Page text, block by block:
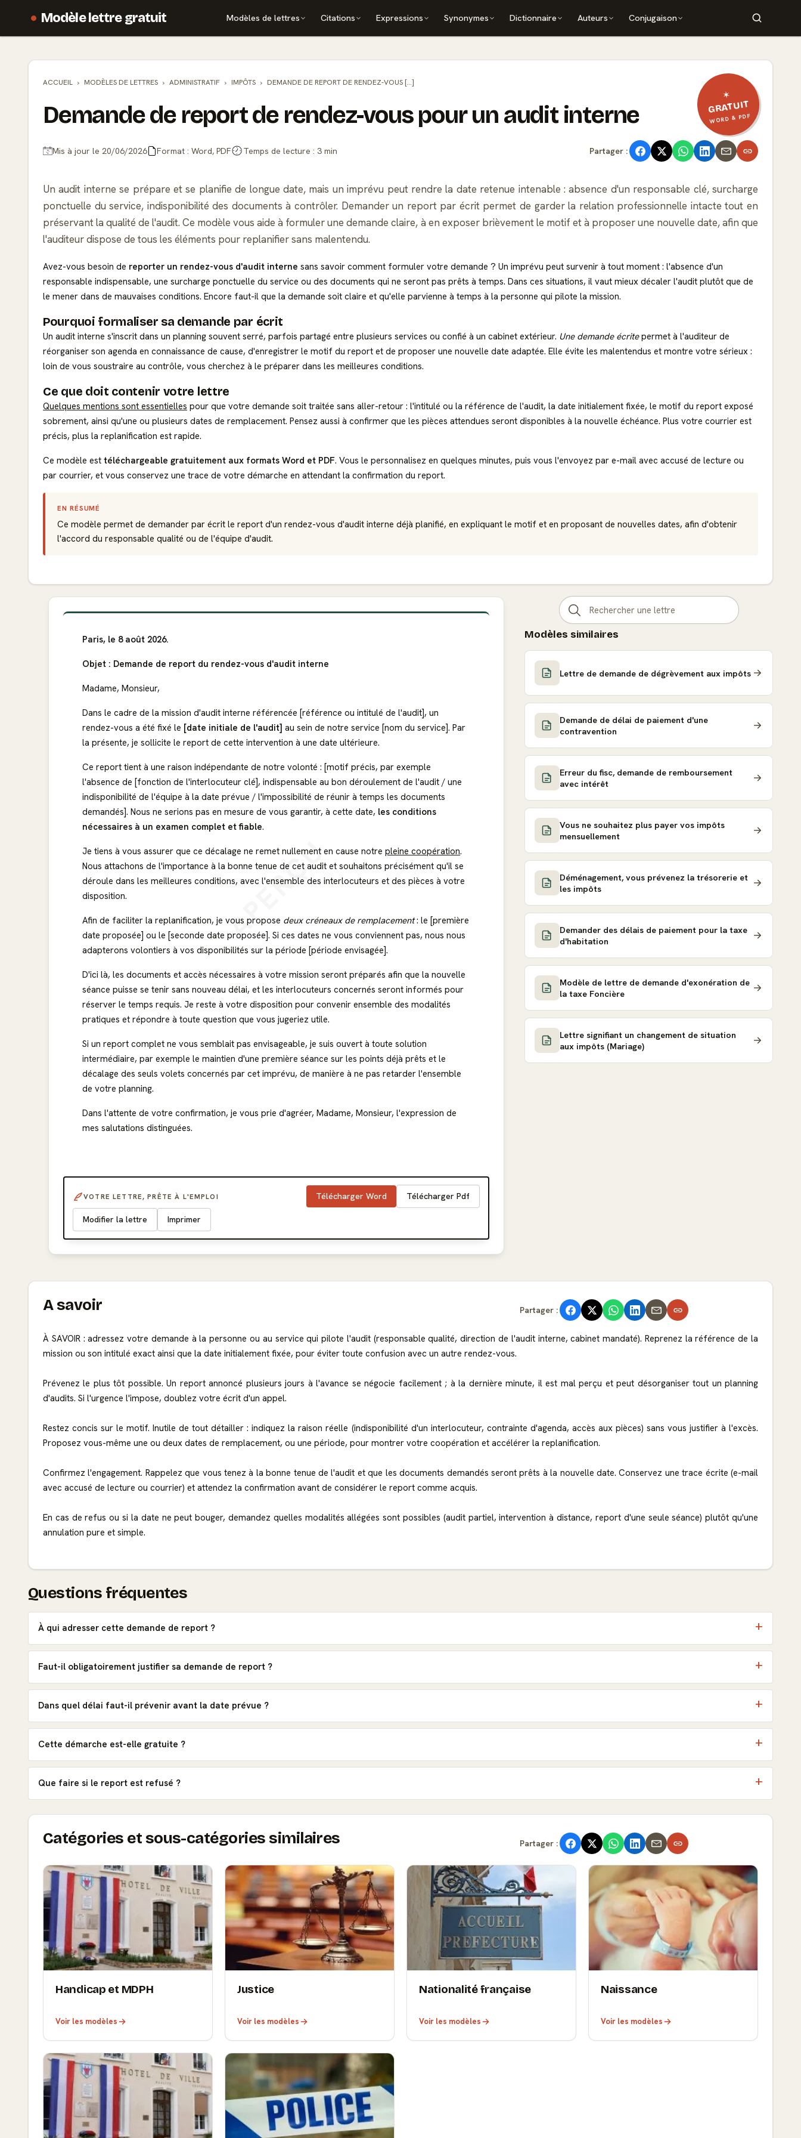
Modèle lettre gratuit Modèles de lettres Citations Expressions Synonymes Dictionnaire Auteurs Conjugaison
✶
GRATUIT
WORD & PDF
ACCUEIL MODÈLES DE LETTRES ADMINISTRATIF IMPÔTS DEMANDE DE REPORT DE RENDEZ-VOUS [...]
Demande de report de rendez-vous pour un audit interne
Mis à jour le 20/06/2026 Format : Word, PDF Temps de lecture : 3 min Partager :
Un audit interne se prépare et se planifie de longue date, mais un imprévu peut rendre la date retenue intenable : absence d'un responsable clé, surcharge
ponctuelle du service, indisponibilité des documents à contrôler. Demander un report par écrit permet de garder la relation professionnelle intacte tout en
préservant la qualité de l'audit. Ce modèle vous aide à formuler une demande claire, à en exposer brièvement le motif et à proposer une nouvelle date, afin que
l'auditeur dispose de tous les éléments pour replanifier sans malentendu.
Avez-vous besoin de reporter un rendez-vous d'audit interne sans savoir comment formuler votre demande ? Un imprévu peut survenir à tout moment : l'absence d'un
responsable indispensable, une surcharge ponctuelle du service ou des documents qui ne seront pas prêts à temps. Dans ces situations, il vaut mieux décaler l'audit plutôt que de
le mener dans de mauvaises conditions. Encore faut-il que la demande soit claire et qu'elle parvienne à temps à la personne qui pilote la mission.
Pourquoi formaliser sa demande par écrit
Un audit interne s'inscrit dans un planning souvent serré, parfois partagé entre plusieurs services ou confié à un cabinet extérieur. Une demande écritepermet à l'auditeur de
réorganiser son agenda en connaissance de cause, d'enregistrer le motif du report et de proposer une nouvelle date adaptée. Elle évite les malentendus et montre votre sérieux :
loin de vous soustraire au contrôle, vous cherchez à le préparer dans les meilleures conditions.
Ce que doit contenir votre lettre
Quelques mentions sont essentielles pour que votre demande soit traitée sans aller-retour : l'intitulé ou la référence de l'audit, la date initialement fixée, le motif du report exposé
sobrement, ainsi qu'une ou plusieurs dates de remplacement. Pensez aussi à confirmer que les pièces attendues seront disponibles à la nouvelle échéance. Plus votre courrier est
précis, plus la replanification est rapide.
Ce modèle est téléchargeable gratuitement aux formats Word et PDF. Vous le personnalisez en quelques minutes, puis vous l'envoyez par e-mail avec accusé de lecture ou
par courrier, et vous conservez une trace de votre démarche en attendant la confirmation du report.
EN RÉSUMÉ
Ce modèle permet de demander par écrit le report d'un rendez-vous d'audit interne déjà planifié, en expliquant le motif et en proposant de nouvelles dates, afin d'obtenir
l'accord du responsable qualité ou de l'équipe d'audit.
APERÇU
Paris, le 8 août 2026.
Objet : Demande de report du rendez-vous d'audit interne
Madame, Monsieur,
Dans le cadre de la mission d'audit interne référencée [référence ou intitulé de l'audit], un
rendez-vous a été fixé le [date initiale de l'audit] au sein de notre service [nom du service]. Par
la présente, je sollicite le report de cette intervention à une date ultérieure.
Ce report tient à une raison indépendante de notre volonté : [motif précis, par exemple
l'absence de [fonction de l'interlocuteur clé], indispensable au bon déroulement de l'audit / une
indisponibilité de l'équipe à la date prévue / l'impossibilité de réunir à temps les documents
demandés]. Nous ne serions pas en mesure de vous garantir, à cette date, les conditions
nécessaires à un examen complet et fiable.
Je tiens à vous assurer que ce décalage ne remet nullement en cause notrepleine coopération.
Nous attachons de l'importance à la bonne tenue de cet audit et souhaitons précisément qu'il se
déroule dans les meilleures conditions, avec l'ensemble des interlocuteurs et des pièces à votre
disposition.
Afin de faciliter la replanification, je vous propose deux créneaux de remplacement: le [première
date proposée] ou le [seconde date proposée]. Si ces dates ne vous conviennent pas, nous nous
adapterons volontiers à vos disponibilités sur la période [période envisagée].
D'ici là, les documents et accès nécessaires à votre mission seront préparés afin que la nouvelle
séance puisse se tenir sans nouveau délai, et les interlocuteurs concernés seront informés pour
réserver le temps requis. Je reste à votre disposition pour convenir ensemble des modalités
pratiques et répondre à toute question que vous jugeriez utile.
Si un report complet ne vous semblait pas envisageable, je suis ouvert à toute solution
intermédiaire, par exemple le maintien d'une première séance sur les points déjà prêts et le
décalage des seuls volets concernés par cet imprévu, de manière à ne pas retarder l'ensemble
de votre planning.
Dans l'attente de votre confirmation, je vous prie d'agréer, Madame, Monsieur, l'expression de
mes salutations distinguées.
VOTRE LETTRE, PRÊTE À L'EMPLOI Télécharger Word Télécharger Pdf
Modifier la lettre Imprimer
Modèles similaires
Lettre de demande de dégrèvement aux impôts
Demande de délai de paiement d'une
contravention
Erreur du fisc, demande de remboursement
avec intérêt
Vous ne souhaitez plus payer vos impôts
mensuellement
Déménagement, vous prévenez la trésorerie et
les impôts
Demander des délais de paiement pour la taxe
d'habitation
Modèle de lettre de demande d'exonération de
la taxe Foncière
Lettre signifiant un changement de situation
aux impôts (Mariage)
A savoir Partager :
À SAVOIR : adressez votre demande à la personne ou au service qui pilote l'audit (responsable qualité, direction de l'audit interne, cabinet mandaté). Reprenez la référence de la
mission ou son intitulé exact ainsi que la date initialement fixée, pour éviter toute confusion avec un autre rendez-vous.
Prévenez le plus tôt possible. Un report annoncé plusieurs jours à l'avance se négocie facilement ; à la dernière minute, il est mal perçu et peut désorganiser tout un planning
d'audits. Si l'urgence l'impose, doublez votre écrit d'un appel.
Restez concis sur le motif. Inutile de tout détailler : indiquez la raison réelle (indisponibilité d'un interlocuteur, contrainte d'agenda, accès aux pièces) sans vous justifier à l'excès.
Proposez vous-même une ou deux dates de remplacement, ou une période, pour montrer votre coopération et accélérer la replanification.
Confirmez l'engagement. Rappelez que vous tenez à la bonne tenue de l'audit et que les documents demandés seront prêts à la nouvelle date. Conservez une trace écrite (e-mail
avec accusé de lecture ou courrier) et attendez la confirmation avant de considérer le report comme acquis.
En cas de refus ou si la date ne peut bouger, demandez quelles modalités allégées sont possibles (audit partiel, intervention à distance, report d'une seule séance) plutôt qu'une
annulation pure et simple.
Questions fréquentes
À qui adresser cette demande de report ?
Faut-il obligatoirement justifier sa demande de report ?
Dans quel délai faut-il prévenir avant la date prévue ?
Cette démarche est-elle gratuite ?
Que faire si le report est refusé ?
Catégories et sous-catégories similaires Partager :
Handicap et MDPH
Voir les modèles
Justice
Voir les modèles
Nationalité française
Voir les modèles
Naissance
Voir les modèles